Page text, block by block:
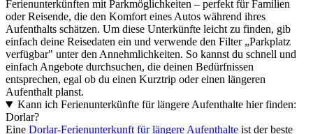
Ferienunterkünften mit Parkmöglichkeiten – perfekt für Familien
oder Reisende, die den Komfort eines Autos während ihres
Aufenthalts schätzen. Um diese Unterkünfte leicht zu finden, gib
einfach deine Reisedaten ein und verwende den Filter „Parkplatz
verfügbar" unter den Annehmlichkeiten. So kannst du schnell und
einfach Angebote durchsuchen, die deinen Bedürfnissen
entsprechen, egal ob du einen Kurztrip oder einen längeren
Aufenthalt planst.
Kann ich Ferienunterkünfte für längere Aufenthalte hier finden:
Dorlar?
Eine Dorlar-Ferienunterkunft für längere Aufenthalte ist der beste